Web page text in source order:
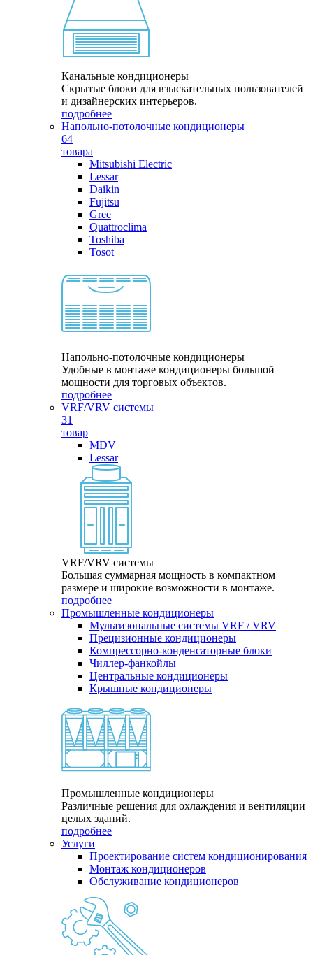
Канальные кондиционеры
Скрытые блоки для взыскательных пользователей
и дизайнерских интерьеров.
подробнее
Напольно-потолочные кондиционеры
64
товара
Mitsubishi Electric
Lessar
Daikin
Fujitsu
Gree
Quattroclima
Toshiba
Tosot
Напольно-потолочные кондиционеры
Удобные в монтаже кондиционеры большой
мощности для торговых объектов.
подробнее
VRF/VRV системы
31
товар
MDV
Lessar
VRF/VRV системы
Большая суммарная мощность в компактном
размере и широкие возможности в монтаже.
подробнее
Промышленные кондиционеры
Мультизональные системы VRF / VRV
Прецизионные кондиционеры
Компрессорно-конденсаторные блоки
Чиллер-фанкойлы
Центральные кондиционеры
Крышные кондиционеры
Промышленные кондиционеры
Различные решения для охлаждения и вентиляции
целых зданий.
подробнее
Услуги
Проектирование систем кондиционирования
Монтаж кондиционеров
Обслуживание кондиционеров